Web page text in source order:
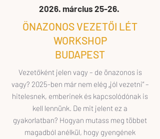
2026. március 25-26.
ÖNAZONOS VEZETŐI LÉT
WORKSHOP
BUDAPEST
Vezetőként jelen vagy – de önazonos is
vagy? 2025-ben már nem elég „jól vezetni” –
hitelesnek, emberinek és kapcsolódónak is
kell lennünk. De mit jelent ez a
gyakorlatban? Hogyan mutass meg többet
magadból anélkül, hogy gyengének